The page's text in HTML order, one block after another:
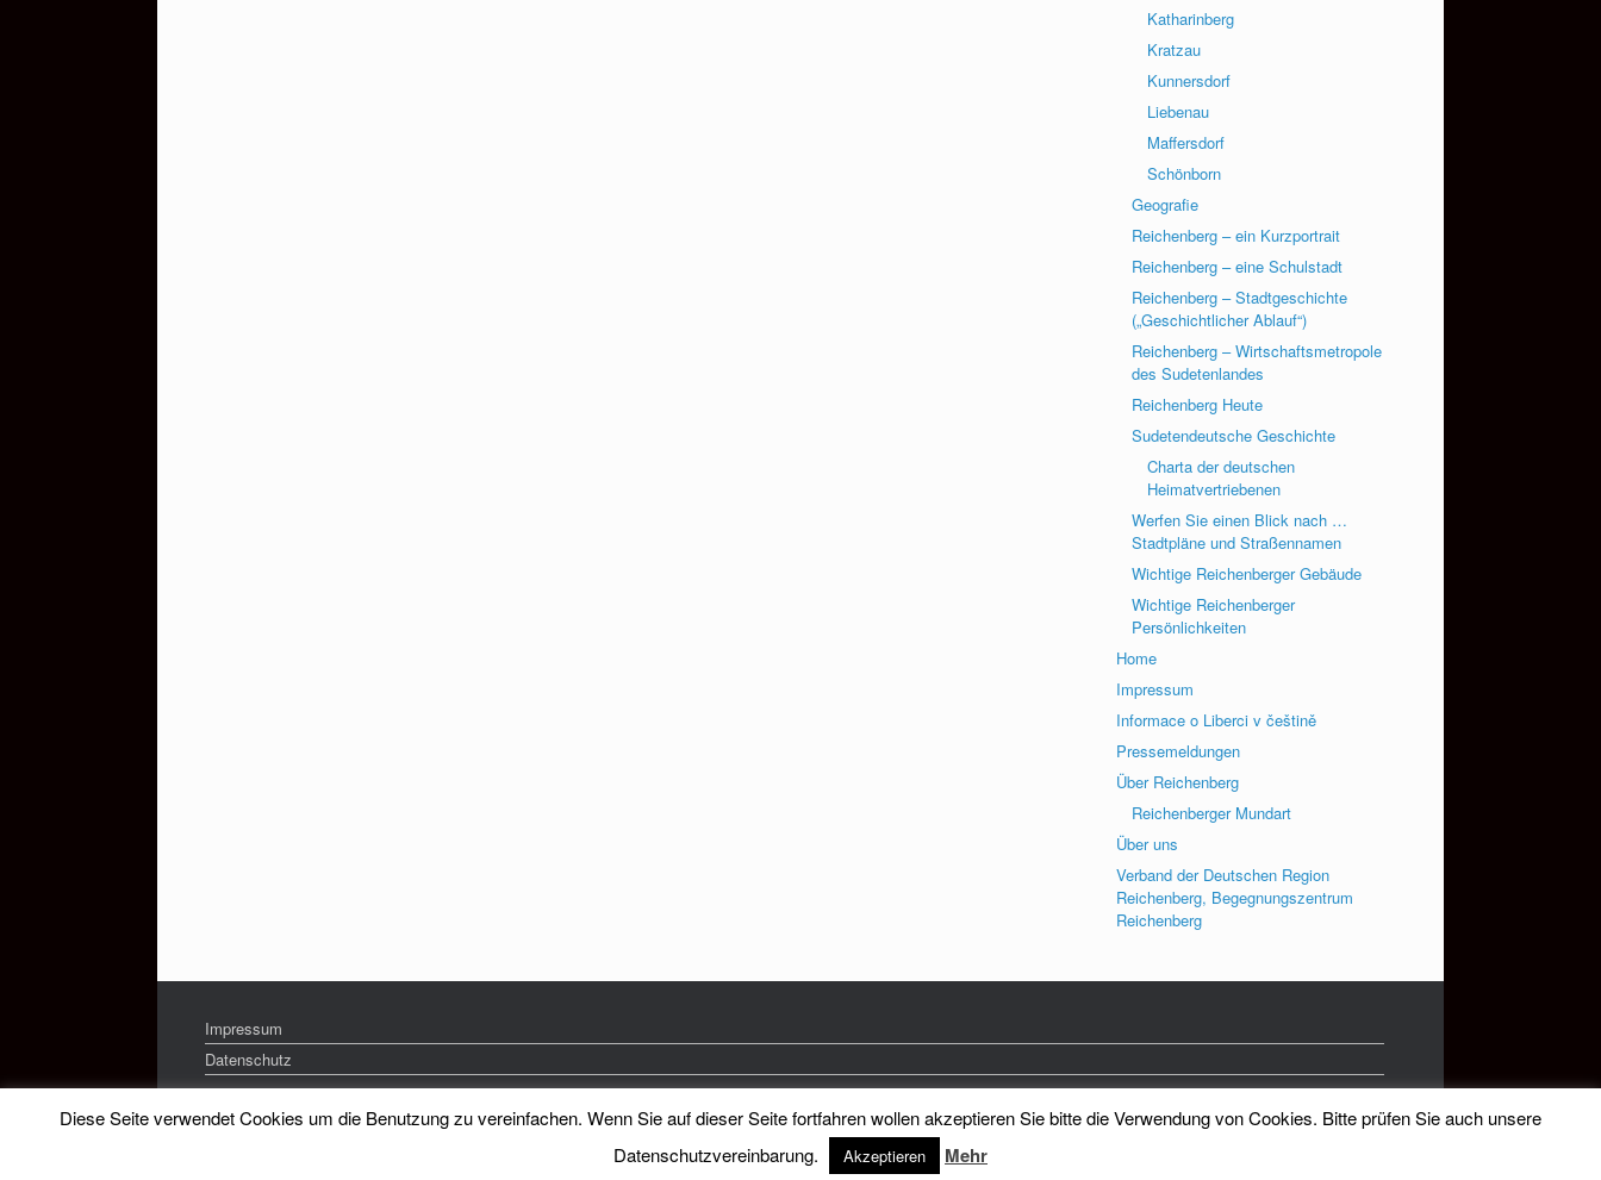
Katharinberg
Kratzau
Kunnersdorf
Liebenau
Maffersdorf
Schönborn
Geografie
Reichenberg – ein Kurzportrait
Reichenberg – eine Schulstadt
Reichenberg – Stadtgeschichte
(„Geschichtlicher Ablauf“)
Reichenberg – Wirtschaftsmetropole
des Sudetenlandes
Reichenberg Heute
Sudetendeutsche Geschichte
Charta der deutschen
Heimatvertriebenen
Werfen Sie einen Blick nach …
Stadtpläne und Straßennamen
Wichtige Reichenberger Gebäude
Wichtige Reichenberger
Persönlichkeiten
Home
Impressum
Informace o Liberci v češtině
Pressemeldungen
Über Reichenberg
Reichenberger Mundart
Über uns
Verband der Deutschen Region
Reichenberg, Begegnungszentrum
Reichenberg
Impressum
Datenschutz
Heimatkreis Reichenberg Stadt und Land e.V. Theme bySiteOrigin
Diese Seite verwendet Cookies um die Benutzung zu vereinfachen. Wenn Sie auf dieser Seite fortfahren wollen akzeptieren Sie bitte die Verwendung von Cookies. Bitte prüfen Sie auch unsere
Datenschutzvereinbarung.
Akzeptieren Mehr